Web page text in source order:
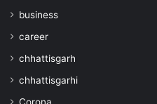
business
career
chhattisgarh
chhattisgarhi